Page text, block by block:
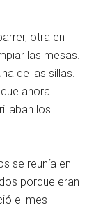
otra en
las mesas.
de las sillas.
ahora
los
se reunía en
porque eran
el mes